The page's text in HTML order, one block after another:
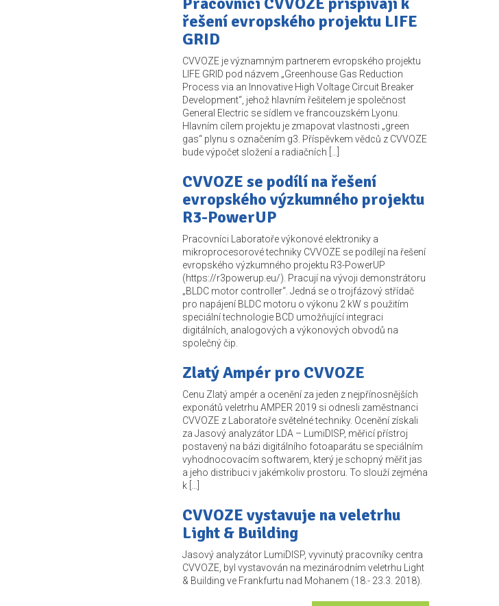
řešení evropského projektu LIFE
GRID
CVVOZE je významným partnerem evropského projektu
LIFE GRID pod názvem „Greenhouse Gas Reduction
Process via an Innovative High Voltage Circuit Breaker
Development“, jehož hlavním řešitelem je společnost
General Electric se sídlem ve francouzském Lyonu.
Hlavním cílem projektu je zmapovat vlastnosti „green
gas“ plynu s označením g3. Příspěvkem vědců z CVVOZE
bude výpočet složení a radiačních […]
CVVOZE se podílí na řešení
evropského výzkumného projektu
R3-PowerUP
Pracovníci Laboratoře výkonové elektroniky a
mikroprocesorové techniky CVVOZE se podílejí na řešení
evropského výzkumného projektu R3-PowerUP
(https://r3powerup.eu/). Pracují na vývoji demonstrátoru
„BLDC motor controller“. Jedná se o trojfázový střídač
pro napájení BLDC motoru o výkonu 2 kW s použitím
speciální technologie BCD umožňující integraci
digitálních, analogových a výkonových obvodů na
společný čip.
Zlatý Ampér pro CVVOZE
Cenu Zlatý ampér a ocenění za jeden z nejpřínosnějších
exponátů veletrhu AMPER 2019 si odnesli zaměstnanci
CVVOZE z Laboratoře světelné techniky. Ocenění získali
za Jasový analyzátor LDA – LumiDISP, měřicí přístroj
postavený na bázi digitálního fotoaparátu se speciálním
vyhodnocovacím softwarem, který je schopný měřit jas
a jeho distribuci v jakémkoliv prostoru. To slouží zejména
k […]
CVVOZE vystavuje na veletrhu
Light & Building
Jasový analyzátor LumiDISP, vyvinutý pracovníky centra
CVVOZE, byl vystavován na mezinárodním veletrhu Light
& Building ve Frankfurtu nad Mohanem (18.- 23.3. 2018).